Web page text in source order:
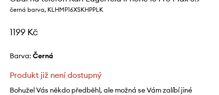
černá barva, KLHMP16XSKHPPLK
1199 Kč
Barva: černá
Produkt již není dostupný
Bohužel Vás někdo předběhl, ale možná se Vám zalíbí jiné